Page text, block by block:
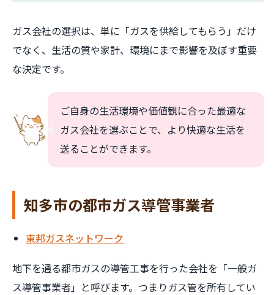
ガス会社の選択は、単に「ガスを供給してもらう」だけ
でなく、生活の質や家計、環境にまで影響を及ぼす重要
な決定です。
ご自身の生活環境や価値観に合った最適な
ガス会社を選ぶことで、より快適な生活を
送ることができます。
知多市の都市ガス導管事業者
東邦ガスネットワーク
地下を通る都市ガスの導管工事を行った会社を「一般ガ
ス導管事業者」と呼びます。つまりガス管を所有してい